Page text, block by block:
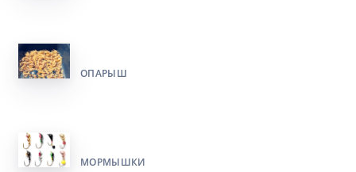
ОПАРЫШ
МОРМЫШКИ